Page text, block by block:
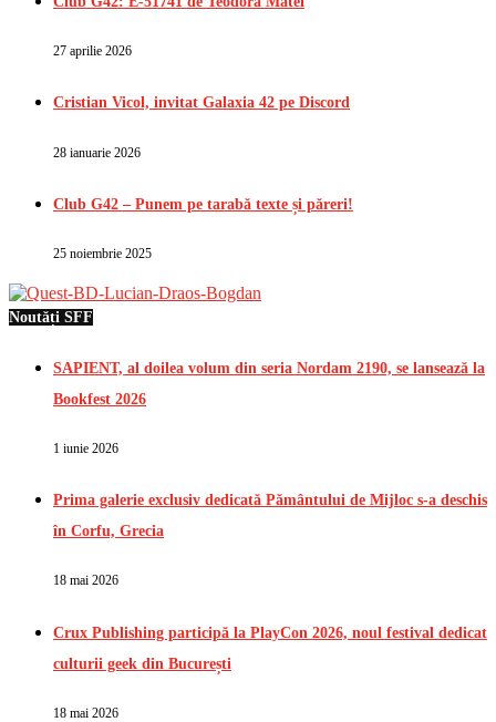
27 aprilie 2026
Cristian Vicol, invitat Galaxia 42 pe Discord
28 ianuarie 2026
Club G42 – Punem pe tarabă texte și păreri!
25 noiembrie 2025
Noutăți SFF
SAPIENT, al doilea volum din seria Nordam 2190, se lansează la
Bookfest 2026
1 iunie 2026
Prima galerie exclusiv dedicată Pământului de Mijloc s-a deschis
în Corfu, Grecia
18 mai 2026
Crux Publishing participă la PlayCon 2026, noul festival dedicat
culturii geek din București
18 mai 2026